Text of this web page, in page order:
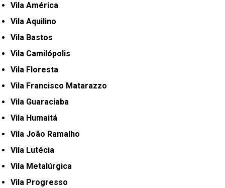
Vila América
Vila Aquilino
Vila Bastos
Vila Camilópolis
Vila Floresta
Vila Francisco Matarazzo
Vila Guaraciaba
Vila Humaitá
Vila João Ramalho
Vila Lutécia
Vila Metalúrgica
Vila Progresso